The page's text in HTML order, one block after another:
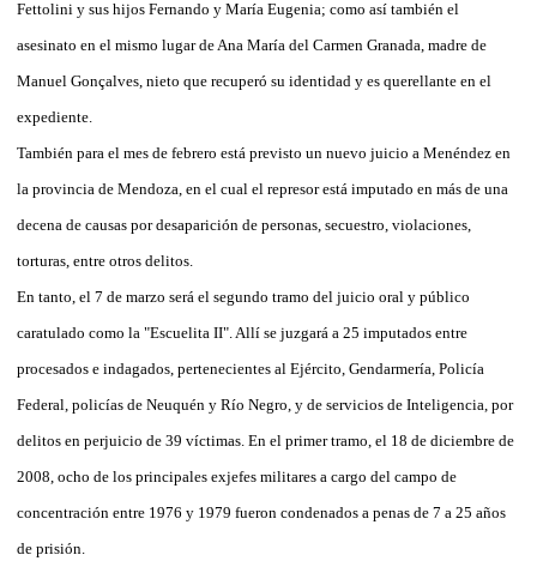
Fettolini y sus hijos Fernando y María Eugenia; como así también el
asesinato en el mismo lugar de Ana María del Carmen Granada, madre de
Manuel Gonçalves, nieto que recuperó su identidad y es querellante en el
expediente.
También para el mes de febrero está previsto un nuevo juicio a Menéndez en
la provincia de Mendoza, en el cual el represor está imputado en más de una
decena de causas por desaparición de personas, secuestro, violaciones,
torturas, entre otros delitos.
En tanto, el 7 de marzo será el segundo tramo del juicio oral y público
caratulado como la "Escuelita II". Allí se juzgará a 25 imputados entre
procesados e indagados, pertenecientes al Ejército, Gendarmería, Policía
Federal, policías de Neuquén y Río Negro, y de servicios de Inteligencia, por
delitos en perjuicio de 39 víctimas. En el primer tramo, el 18 de diciembre de
2008, ocho de los principales exjefes militares a cargo del campo de
concentración entre 1976 y 1979 fueron condenados a penas de 7 a 25 años
de prisión.